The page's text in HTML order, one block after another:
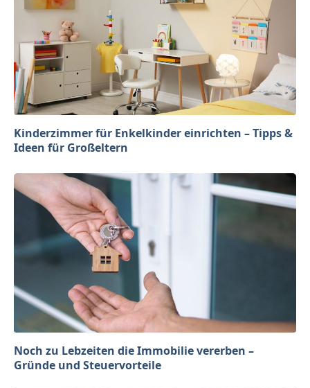
Kinderzimmer für Enkelkinder einrichten – Tipps &
Ideen für Großeltern
Noch zu Lebzeiten die Immobilie vererben –
Gründe und Steuervorteile